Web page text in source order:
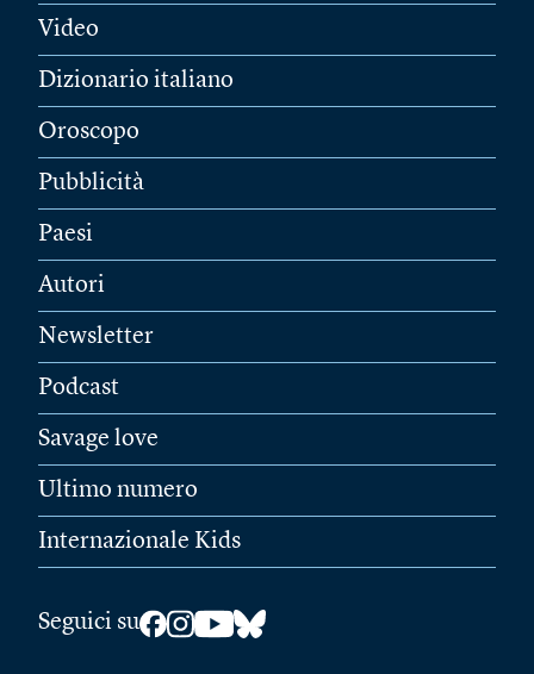
Video
Dizionario italiano
Oroscopo
Pubblicità
Paesi
Autori
Newsletter
Podcast
Savage love
Ultimo numero
Internazionale Kids
Seguici su